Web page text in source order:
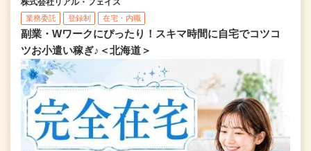
株式会社リアル・フェイス
業務委託 登録制 在宅・内職
副業・Wワークにぴったり！スキマ時間に自宅でコツコ
ツお小遣い稼ぎ♪＜北海道＞